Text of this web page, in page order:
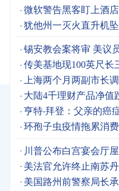
微软警告黑客盯上酒
犹他州一灭火直升机
锡安教会案将审 美议
传美基地现100英尺长
图上海两个月两副市长
大陆4千理财产品净值
亨特‧拜登：父亲的癌
环孢子虫疫情拖累消
川普公布白宫宴会厅
美法官允许终止南苏
图
美国路州前警察局长